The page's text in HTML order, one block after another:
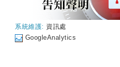
系統維護: 資訊處
GoogleAnalytics